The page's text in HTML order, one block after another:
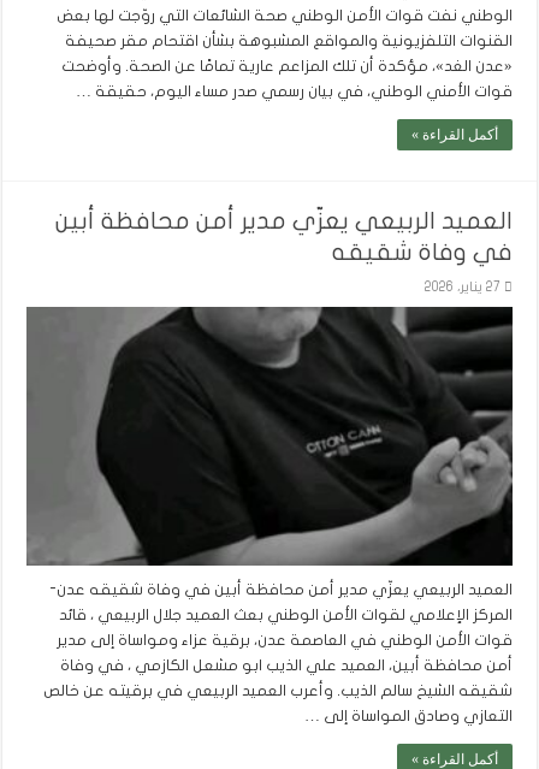
الوطني نفت قوات الأمن الوطني صحة الشائعات التي روّجت لها بعض
القنوات التلفزيونية والمواقع المشبوهة بشأن اقتحام مقر صحيفة
«عدن الغد»، مؤكدة أن تلك المزاعم عارية تمامًا عن الصحة. وأوضحت
قوات الأمني الوطني، في بيان رسمي صدر مساء اليوم، حقيقة …
أكمل القراءة »
العميد الربيعي يعزّي مدير أمن محافظة أبين
في وفاة شقيقه
27 يناير، 2026
العميد الربيعي يعزّي مدير أمن محافظة أبين في وفاة شقيقه عدن-
المركز الإعلامي لقوات الأمن الوطني بعث العميد جلال الربيعي ، قائد
قوات الأمن الوطني في العاصمة عدن، برقية عزاء ومواساة إلى مدير
أمن محافظة أبين، العميد علي الذيب ابو مشعل الكازمي ، في وفاة
شقيقه الشيخ سالم الذيب. وأعرب العميد الربيعي في برقيته عن خالص
التعازي وصادق المواساة إلى …
أكمل القراءة »